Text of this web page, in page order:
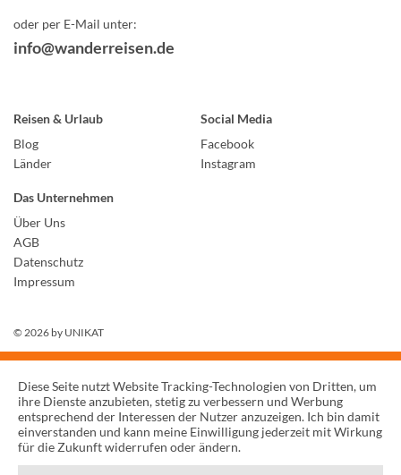
oder per E-Mail unter:
info@wanderreisen.de
Reisen & Urlaub
Blog
Länder
Social Media
Facebook
Instagram
Das Unternehmen
Über Uns
AGB
Datenschutz
Impressum
© 2026 by UNIKAT
Diese Seite nutzt Website Tracking-Technologien von Dritten, um
ihre Dienste anzubieten, stetig zu verbessern und Werbung
entsprechend der Interessen der Nutzer anzuzeigen. Ich bin damit
einverstanden und kann meine Einwilligung jederzeit mit Wirkung
für die Zukunft widerrufen oder ändern.